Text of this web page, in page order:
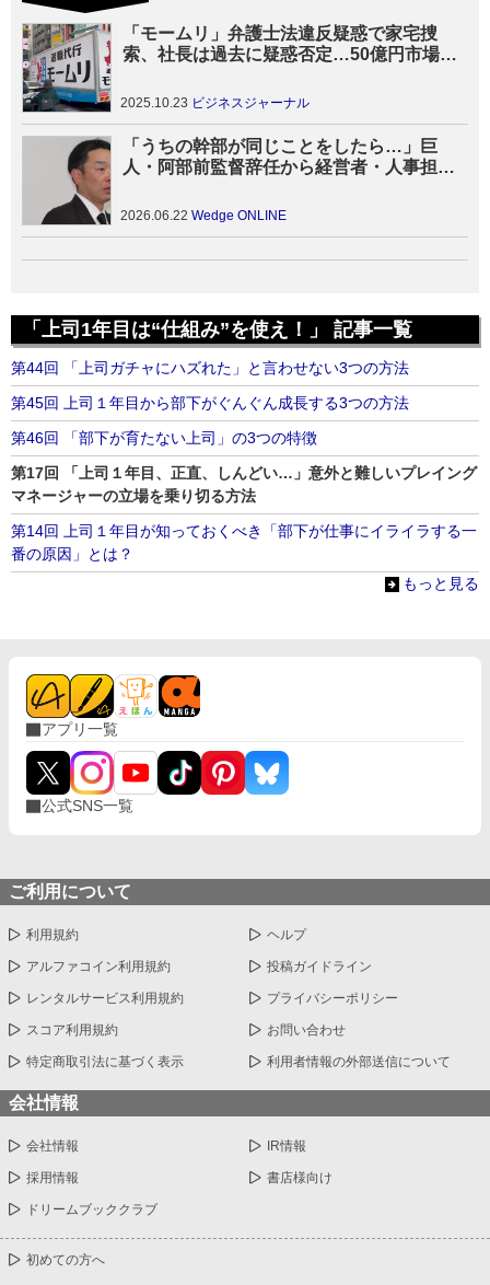
「モームリ」弁護士法違反疑惑で家宅捜
索、社長は過去に疑惑否定…50億円市場に
2025.10.23 ビジネスジャーナル
「うちの幹部が同じことをしたら…」巨
人・阿部前監督辞任から経営者・人事担当
2026.06.22 Wedge ONLINE
「上司1年目は“仕組み”を使え！」 記事一覧
第44回 「上司ガチャにハズれた」と言わせない3つの方法
第45回 上司１年目から部下がぐんぐん成長する3つの方法
第46回 「部下が育たない上司」の3つの特徴
第17回 「上司１年目、正直、しんどい…」意外と難しいプレイング
マネージャーの立場を乗り切る方法
第14回 上司１年目が知っておくべき「部下が仕事にイライラする一
番の原因」とは？
もっと見る
アプリ一覧
公式SNS一覧
ご利用について
利用規約 ヘルプ
アルファコイン利用規約 投稿ガイドライン
レンタルサービス利用規約 プライバシーポリシー
スコア利用規約 お問い合わせ
特定商取引法に基づく表示 利用者情報の外部送信について
会社情報
会社情報 IR情報
採用情報 書店様向け
ドリームブッククラブ
初めての方へ